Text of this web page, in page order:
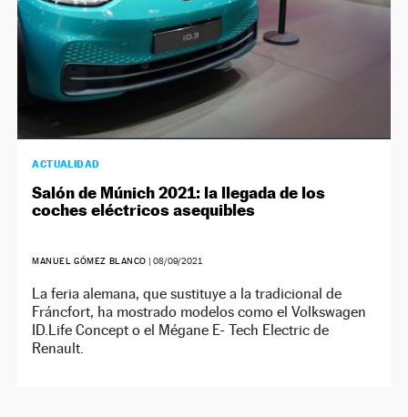
ACTUALIDAD
Salón de Múnich 2021: la llegada de los
coches eléctricos asequibles
MANUEL GÓMEZ BLANCO |08/09/2021
La feria alemana, que sustituye a la tradicional de
Fráncfort, ha mostrado modelos como el Volkswagen
ID.Life Concept o el Mégane E- Tech Electric de
Renault.